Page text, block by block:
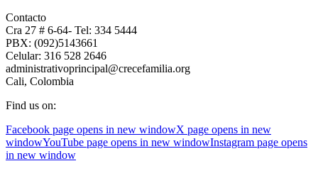
Contacto
Cra 27 # 6-64- Tel: 334 5444
PBX: (092)5143661
Celular: 316 528 2646
administrativoprincipal@crecefamilia.org
Cali, Colombia
Find us on:
Facebook page opens in new windowX page opens in new
windowYouTube page opens in new windowInstagram page opens
in new window